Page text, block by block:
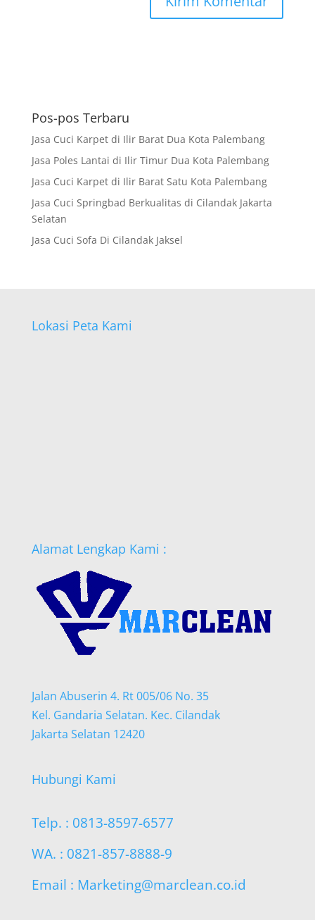
Pos-pos Terbaru
Jasa Cuci Karpet di Ilir Barat Dua Kota Palembang
Jasa Poles Lantai di Ilir Timur Dua Kota Palembang
Jasa Cuci Karpet di Ilir Barat Satu Kota Palembang
Jasa Cuci Springbad Berkualitas di Cilandak Jakarta
Selatan
Jasa Cuci Sofa Di Cilandak Jaksel
Lokasi Peta Kami
Alamat Lengkap Kami :
Jalan Abuserin 4. Rt 005/06 No. 35
Kel. Gandaria Selatan. Kec. Cilandak
Jakarta Selatan 12420
Hubungi Kami
Telp. : 0813-8597-6577
WA. : 0821-857-8888-9
Email : Marketing@marclean.co.id